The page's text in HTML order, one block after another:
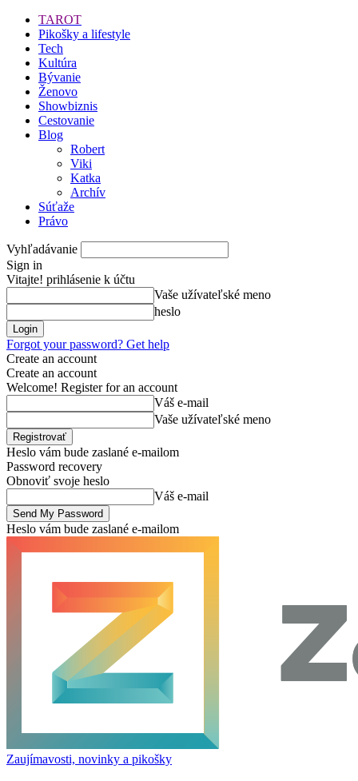
TAROT
Pikošky a lifestyle
Tech
Kultúra
Bývanie
Ženovo
Showbiznis
Cestovanie
Blog
Robert
Viki
Katka
Archív
Súťaže
Právo
Vyhľadávanie
Sign in
Vitajte! prihlásenie k účtu
Vaše užívateľské meno
heslo
Forgot your password? Get help
Create an account
Create an account
Welcome! Register for an account
Váš e-mail
Vaše užívateľské meno
Heslo vám bude zaslané e-mailom
Password recovery
Obnoviť svoje heslo
Váš e-mail
Heslo vám bude zaslané e-mailom
Zaujímavosti, novinky a pikošky